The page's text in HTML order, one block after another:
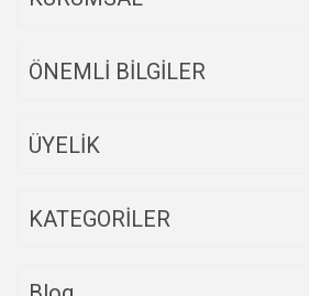
ÖNEMLİ BİLGİLER
ÜYELİK
KATEGORİLER